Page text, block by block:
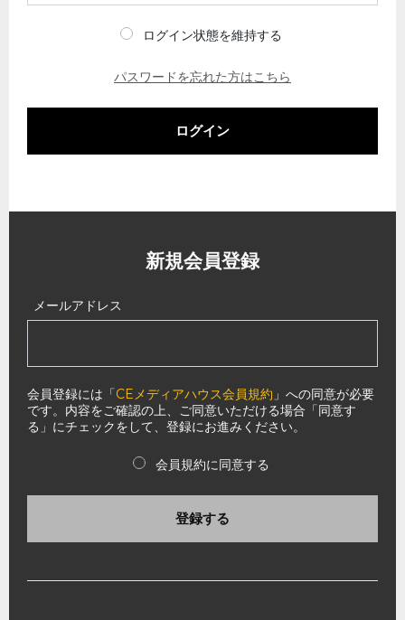
ログイン状態を維持する
パスワードを忘れた方はこちら
ログイン
新規会員登録
メールアドレス
会員登録には「CEメディアハウス会員規約 」への同意が必要
です。内容をご確認の上、ご同意いただける場合「同意す
る」にチェックをして、登録にお進みください。
会員規約に同意する
登録する